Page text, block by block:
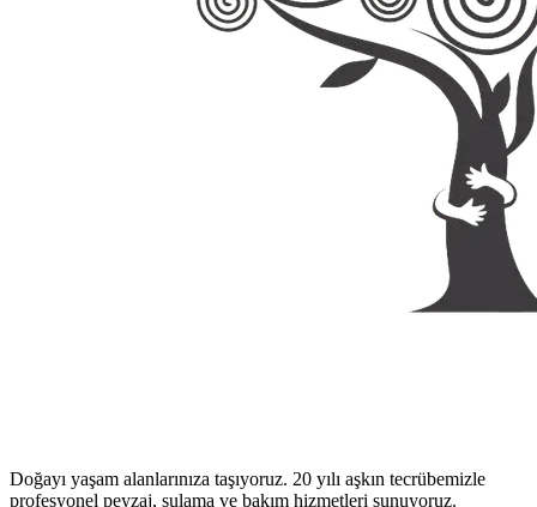
Doğayı yaşam alanlarınıza taşıyoruz. 20 yılı aşkın tecrübemizle
profesyonel peyzaj, sulama ve bakım hizmetleri sunuyoruz.